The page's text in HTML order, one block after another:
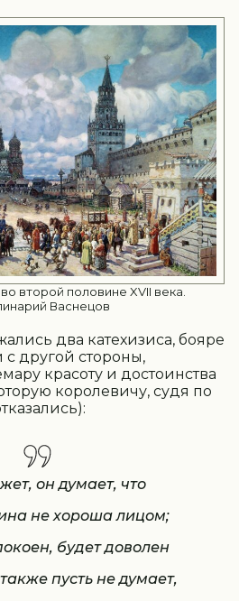
второй половине XVII века.
Васнецов
два катехизиса, бояре
другой стороны,
красоту и достоинства
королевичу, судя по
он думает, что
не хороша лицом;
будет доволен
пусть не думает,